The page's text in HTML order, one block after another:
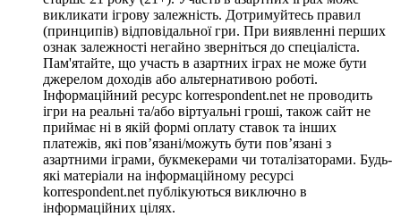
викликати ігрову залежність. Дотримуйтесь правил
(принципів) відповідальної гри. При виявленні перших
ознак залежності негайно зверніться до спеціаліста.
Пам'ятайте, що участь в азартних іграх не може бути
джерелом доходів або альтернативою роботі.
Інформаційний ресурс korrespondent.net не проводить
ігри на реальні та/або віртуальні гроші, також сайт не
приймає ні в якій формі оплату ставок та інших
платежів, які пов’язані/можуть бути пов’язані з
азартними іграми, букмекерами чи тоталізаторами. Будь-
які матеріали на інформаційному ресурсі
korrespondent.net публікуються виключно в
інформаційних цілях.